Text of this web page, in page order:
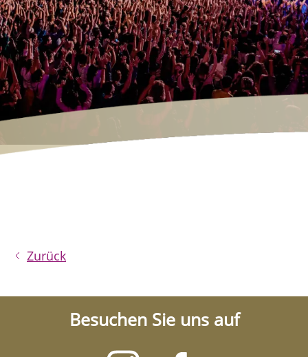
Zurück
Besuchen Sie uns auf
Besuchen
Besuchen